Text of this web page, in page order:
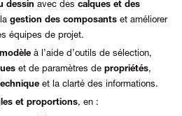
dessin avec des calques et des
gestion des composants et améliorer
équipes de projet.
à l’aide d’outils de sélection,
et de paramètres de propriétés,
et la clarté des informations.
et proportions, en :